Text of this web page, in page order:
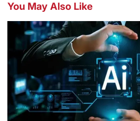
You May Also Like